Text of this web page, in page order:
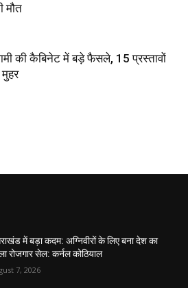
मौत
की कैबिनेट में बड़े फैसले, 15 प्रस्तावों
में बड़ा कदम: अग्निवीरों के लिए बना देश का
रोजगार सेल: कर्नल कोठियाल
7, 2026